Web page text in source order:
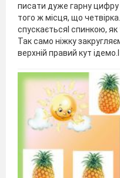
писати дуже гарну цифру
того ж місця, що
спускаєтьсяІ спинкою, як
Так само ніжку
верхній правий кут